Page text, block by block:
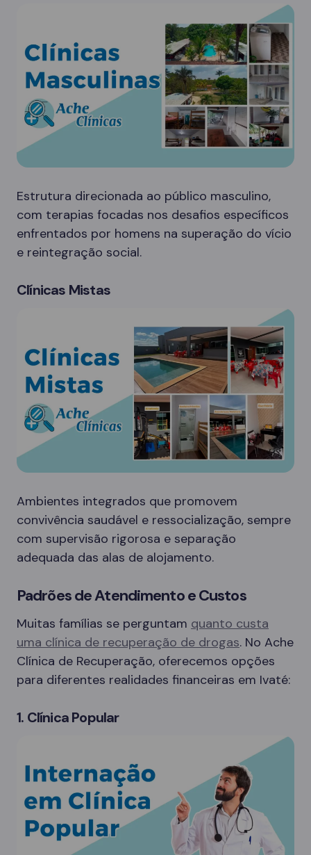
Estrutura direcionada ao público masculino,
com terapias focadas nos desafios específicos
enfrentados por homens na superação do vício
e reintegração social.
Clínicas Mistas
Ambientes integrados que promovem
convivência saudável e ressocialização, sempre
com supervisão rigorosa e separação
adequada das alas de alojamento.
Padrões de Atendimento e Custos
Muitas famílias se perguntam quanto custa
uma clínica de recuperação de drogas. No Ache
Clínica de Recuperação, oferecemos opções
para diferentes realidades financeiras em Ivaté:
1. Clínica Popular